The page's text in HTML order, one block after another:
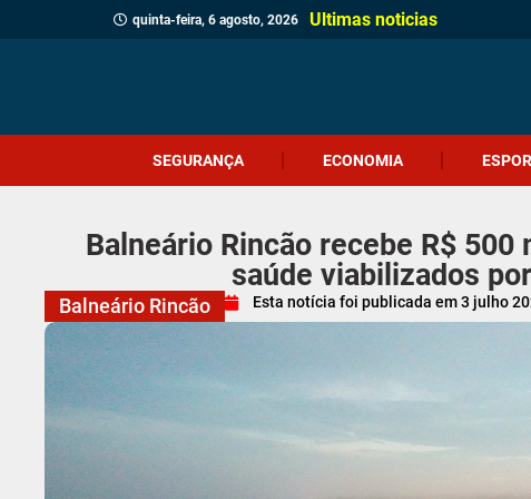
quinta-feira, 6 agosto, 2026 Ultimas noticias
SEGURANÇA ECONOMIA
Balneário Rincão recebe R$
saúde viabilizados
Balneário Rincão Esta notícia foi publicada em 3 julho